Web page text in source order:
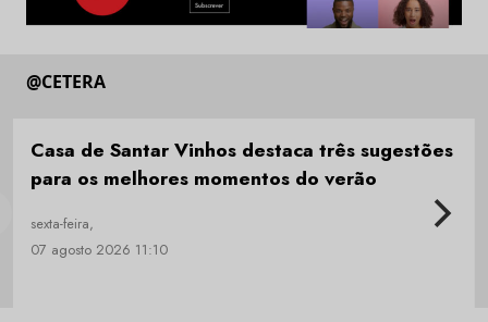
@CETERA
Casa de Santar Vinhos destaca três sugestões
para os melhores momentos do verão
sexta-feira,
07 agosto 2026 11:10